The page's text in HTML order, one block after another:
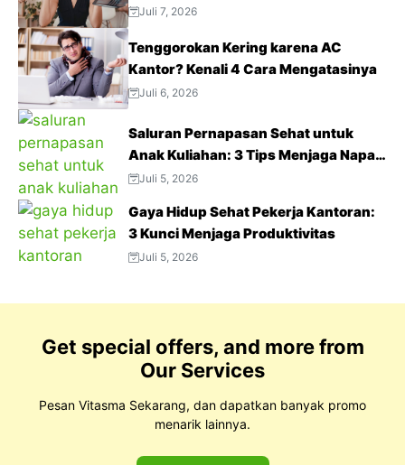
Juli 7, 2026
Tenggorokan Kering karena AC
Kantor? Kenali 4 Cara Mengatasinya
Juli 6, 2026
Saluran Pernapasan Sehat untuk
Anak Kuliahan: 3 Tips Menjaga Napas
Tetap Optimal di Tengah Aktivitas
Juli 5, 2026
Gaya Hidup Sehat Pekerja Kantoran:
3 Kunci Menjaga Produktivitas
Juli 5, 2026
Get special offers, and more from
Our Services
Pesan Vitasma Sekarang, dan dapatkan banyak promo
menarik lainnya.